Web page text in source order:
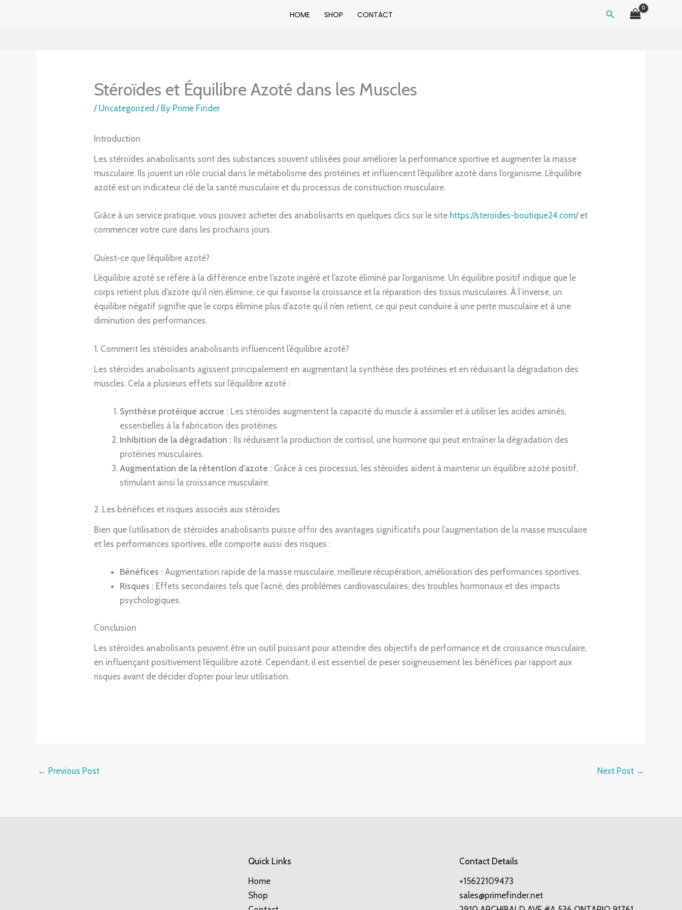
HOME SHOP CONTACT Search
Stéroïdes et Équilibre Azoté dans les Muscles
/ Uncategorized / By Prime Finder
Introduction
Les stéroïdes anabolisants sont des substances souvent utilisées pour améliorer la performance sportive et augmenter la masse
musculaire. Ils jouent un rôle crucial dans le métabolisme des protéines et influencent l’équilibre azoté dans l’organisme. L’équilibre
azoté est un indicateur clé de la santé musculaire et du processus de construction musculaire.
Grâce à un service pratique, vous pouvez acheter des anabolisants en quelques clics sur le site https://steroides-boutique24.com/et
commencer votre cure dans les prochains jours.
Qu’est-ce que l’équilibre azoté?
L’équilibre azoté se réfère à la différence entre l’azote ingéré et l’azote éliminé par l’organisme. Un équilibre positif indique que le
corps retient plus d’azote qu’il n’en élimine, ce qui favorise la croissance et la réparation des tissus musculaires. À l’inverse, un
équilibre négatif signifie que le corps élimine plus d’azote qu’il n’en retient, ce qui peut conduire à une perte musculaire et à une
diminution des performances.
1. Comment les stéroïdes anabolisants influencent l’équilibre azoté?
Les stéroïdes anabolisants agissent principalement en augmentant la synthèse des protéines et en réduisant la dégradation des
muscles. Cela a plusieurs effets sur l’équilibre azoté :
Synthèse protéique accrue : Les stéroïdes augmentent la capacité du muscle à assimiler et à utiliser les acides aminés,
essentielles à la fabrication des protéines.
Inhibition de la dégradation : Ils réduisent la production de cortisol, une hormone qui peut entraîner la dégradation des
protéines musculaires.
Augmentation de la rétention d’azote : Grâce à ces processus, les stéroïdes aident à maintenir un équilibre azoté positif,
stimulant ainsi la croissance musculaire.
2. Les bénéfices et risques associés aux stéroïdes
Bien que l’utilisation de stéroïdes anabolisants puisse offrir des avantages significatifs pour l’augmentation de la masse musculaire
et les performances sportives, elle comporte aussi des risques :
Bénéfices : Augmentation rapide de la masse musculaire, meilleure récupération, amélioration des performances sportives.
Risques : Effets secondaires tels que l’acné, des problèmes cardiovasculaires, des troubles hormonaux et des impacts
psychologiques.
Conclusion
Les stéroïdes anabolisants peuvent être un outil puissant pour atteindre des objectifs de performance et de croissance musculaire,
en influençant positivement l’équilibre azoté. Cependant, il est essentiel de peser soigneusement les bénéfices par rapport aux
risques avant de décider d’opter pour leur utilisation.
← Previous Post Next Post →
Quick Links
Home
Shop
Contact Details
+15622109473
sales@primefinder.net